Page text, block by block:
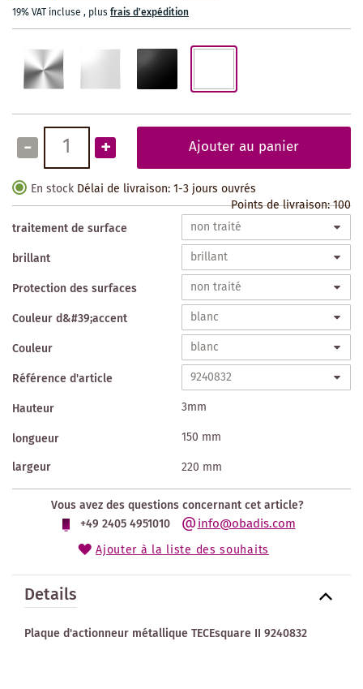
19% VAT incluse , plusfrais d'expédition
- + Ajouter au panier
En stock Délai de livraison: 1-3 jours ouvrés
Points de livraison:100
traitement de surface
brillant
Protection des surfaces
Couleur d&#39;accent
Couleur
Référence d'article
Hauteur
3mm
longueur
150 mm
largeur
220 mm
Vous avez des questions concernant cet article?
+49 2405 4951010
info@obadis.com
Ajouter à la liste des souhaits
Details
Plaque d'actionneur métallique TECEsquare II 9240832